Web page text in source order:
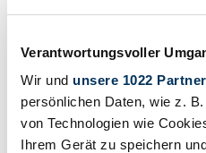
Verantwortungsvoller
Wir und unsere 1022 Partner
persönlichen Daten, wie z.
von Technologien wie
Ihrem Gerät zu speichern